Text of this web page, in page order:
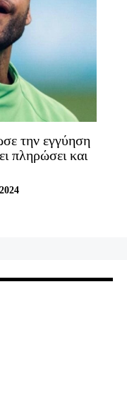
την εγγύηση
πληρώσει και